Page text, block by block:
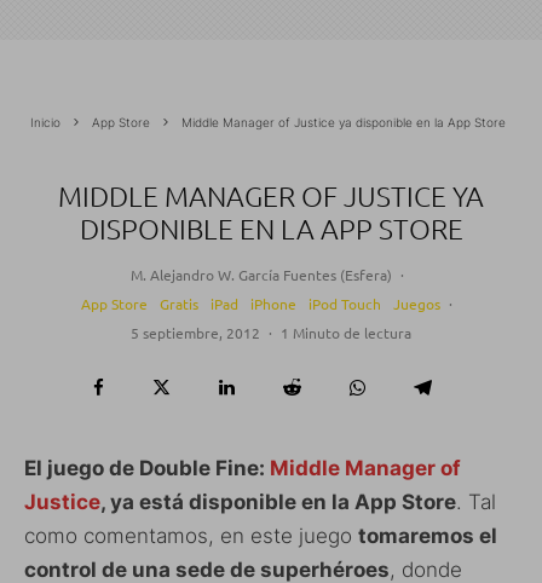
Inicio App Store Middle Manager of Justice ya disponible en la App Store
MIDDLE MANAGER OF JUSTICE YA
DISPONIBLE EN LA APP STORE
M. Alejandro W. García Fuentes (Esfera) ·
App Store
Gratis iPad iPhone iPod Touch Juegos ·
5 septiembre, 2012 · 1 Minuto de lectura
El juego de Double Fine: Middle Manager of
Justice, ya está disponible en la App Store. Tal
como comentamos, en este juego tomaremos el
control de una sede de superhéroes, donde